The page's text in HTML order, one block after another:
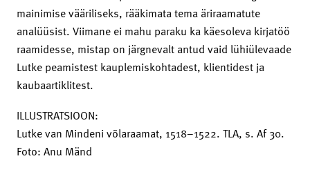
mainimise vääriliseks, rääkimata tema äriraamatute
analüüsist. Viimane ei mahu paraku ka käesoleva kirjatöö
raamidesse, mistap on järgnevalt antud vaid lühiülevaade
Lutke peamistest kauplemiskohtadest, klientidest ja
kaubaartiklitest.
ILLUSTRATSIOON:
Lutke van Mindeni võlaraamat, 1518–1522. TLA, s. Af 30.
Foto: Anu Mänd